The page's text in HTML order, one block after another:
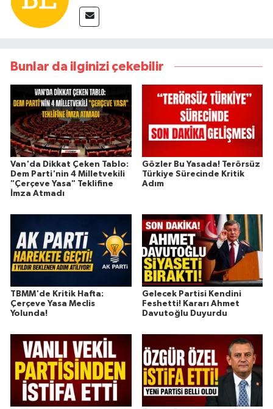
Bunlar da ilginizi çekebilir
Van'da Dikkat Çeken Tablo:
Dem Parti'nin 4 Milletvekili
"Çerçeve Yasa" Teklifine
İmza Atmadı
Gözler Bu Yasada! Terörsüz
Türkiye Sürecinde Kritik
Adım
TBMM'de Kritik Hafta:
Çerçeve Yasa Meclis
Yolunda!
Gelecek Partisi Kendini
Feshetti! Kararı Ahmet
Davutoğlu Duyurdu